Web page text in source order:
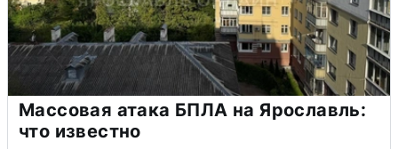
Массовая атака БПЛА на Ярославль:
что известно